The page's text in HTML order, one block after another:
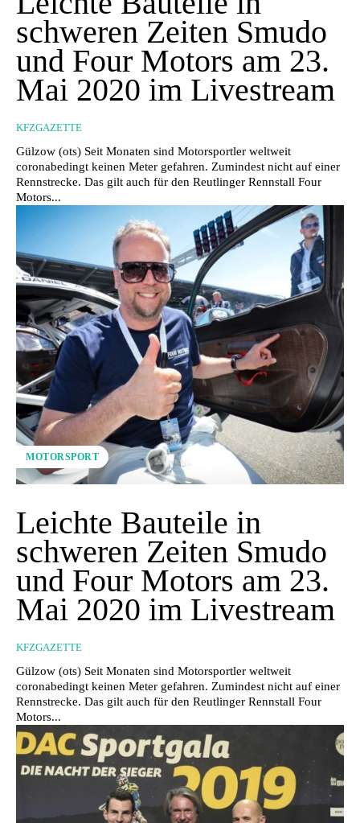
schweren Zeiten Smudo
und Four Motors am 23.
Mai 2020 im Livestream
KFZGAZETTE
Gülzow (ots) Seit Monaten sind Motorsportler weltweit
coronabedingt keinen Meter gefahren. Zumindest nicht auf einer
Rennstrecke. Das gilt auch für den Reutlinger Rennstall Four
Motors...
MOTORSPORT
Leichte Bauteile in
schweren Zeiten Smudo
und Four Motors am 23.
Mai 2020 im Livestream
KFZGAZETTE
Gülzow (ots) Seit Monaten sind Motorsportler weltweit
coronabedingt keinen Meter gefahren. Zumindest nicht auf einer
Rennstrecke. Das gilt auch für den Reutlinger Rennstall Four
Motors...